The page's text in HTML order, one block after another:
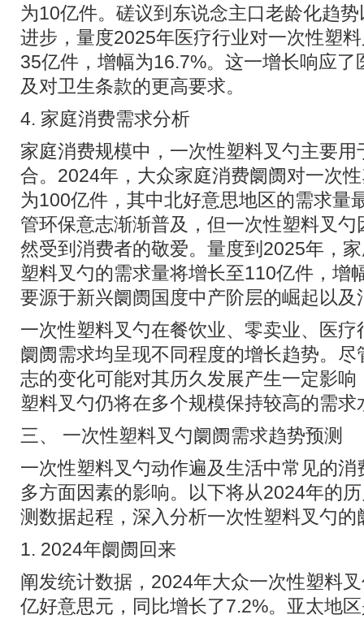
为10亿件。磋议到东说念主口老龄化趋
进步，量度2025年医疗行业对一次性塑
35亿件，增幅为16.7%。这一增长响应
及对卫生条款的更高要求。
4. 家庭消费需求分析
家庭消费规模中，一次性塑料叉勺主要
合。2024年，大众家庭消费阛阓对一次
为100亿件，其中北好意思地区的需求量
管环保意志渐渐普及，但一次性塑料叉
然受到消费者的敬爱。量度到2025年，
塑料叉勺的需求量将增长至110亿件，增
要源于新兴阛阓国度中产阶层的崛起以及
一次性塑料叉勺在餐饮业、零卖业、医
阛阓需求均呈现不同程度的增长趋势。
志的变化可能对其历久发展产生一定影
塑料叉勺仍将在多个规模保持较高的需求
三、 一次性塑料叉勺阛阓需求趋势预测
一次性塑料叉勺动作遍及生活中常见的
多方面因素的影响。以下将从2024年的
测数据起程，深入分析一次性塑料叉勺的
1. 2024年阛阓回来
阐发统计数据，2024年大众一次性塑料
亿好意思元，同比增长了7.2%。亚太地